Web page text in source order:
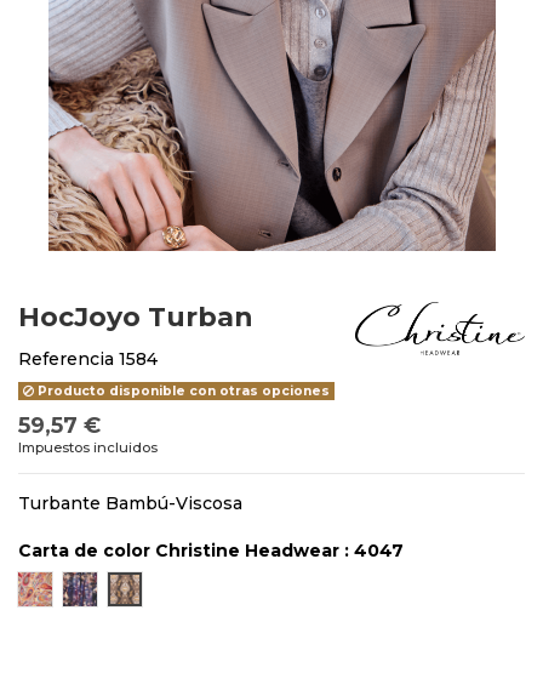
HocJoyo Turban
Referencia 1584
Producto disponible con otras opciones
59,57 €
Impuestos incluidos
Turbante Bambú-Viscosa
Carta de color Christine Headwear : 4047
404640494047